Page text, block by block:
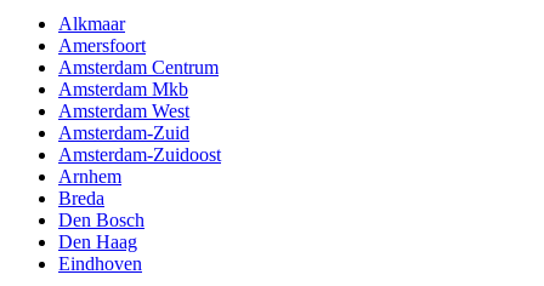
Alkmaar
Amersfoort
Amsterdam Centrum
Amsterdam Mkb
Amsterdam West
Amsterdam-Zuid
Amsterdam-Zuidoost
Arnhem
Breda
Den Bosch
Den Haag
Eindhoven